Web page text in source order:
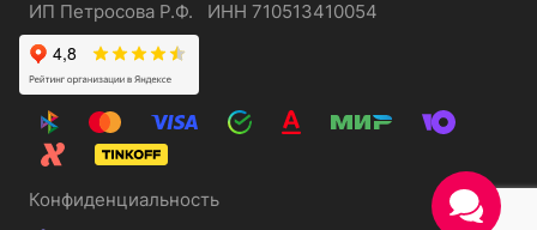
ИП Петросова Р.Ф. ИНН 710513410054
Конфиденциальность